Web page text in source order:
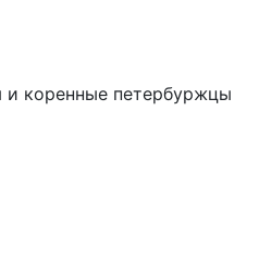
коренные петербуржцы